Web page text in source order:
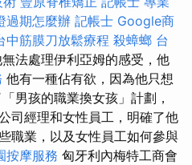
過期怎麼辦 記帳士 Google商
中筋膜刀放鬆療程 殺蟑螂 台
法處理伊利亞姆的感受，他
他有一種佔有欲，因為他只想
男孩的職業換女孩」計劃，
司經理和女性員工，明確了他
職業，以及女性員工如何參與
按摩服務 匈牙利內梅特工商會